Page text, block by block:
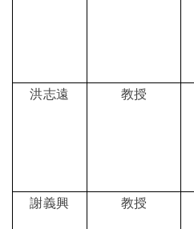
洪志遠 教授
謝義興 教授